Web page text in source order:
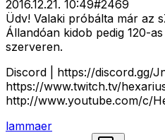
2016.12.21. 10:49#2469
Üdv! Valaki próbálta már az
Állandóan kidob pedig 120-
szerveren.
Discord | https://discord.gg/
https://www.twitch.tv/
http://www.youtube.com/c/
lammaer